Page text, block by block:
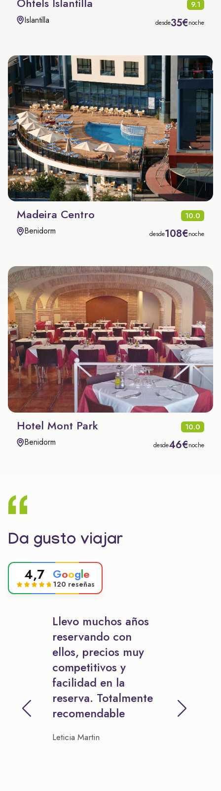
9.1
Islantilla desde35€noche
Madeira Centro 10.0
Benidorm desde108€noche
Hotel Mont Park 10.0
Benidorm desde46€noche
Da gusto viajar
4,7 Google
120 reseñas
Llevo muchos años
reservando con
ellos, precios muy
competitivos y
facilidad en la
reserva. Totalmente
recomendable
Leticia Martin